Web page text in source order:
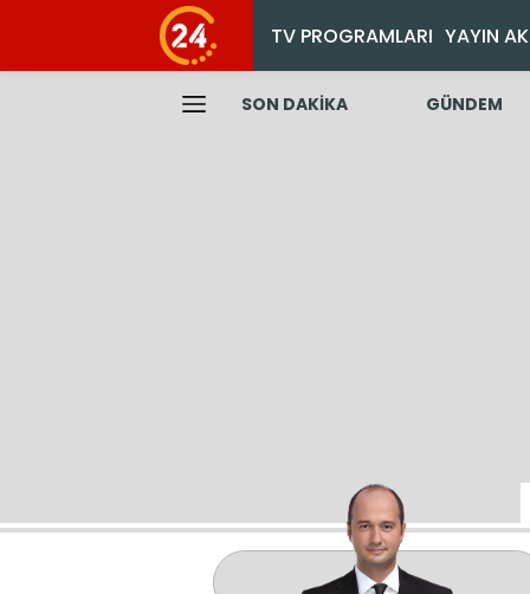
TV PROGRAMLARI YAYIN
SON DAKİKA GÜNDEM